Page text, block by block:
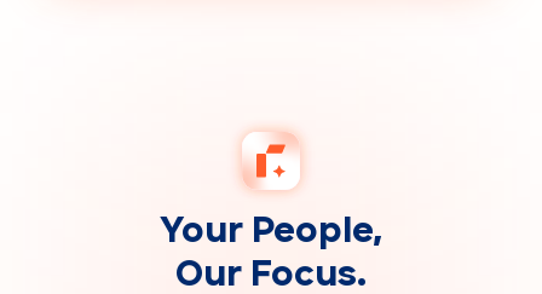
Your People,
Our Focus.